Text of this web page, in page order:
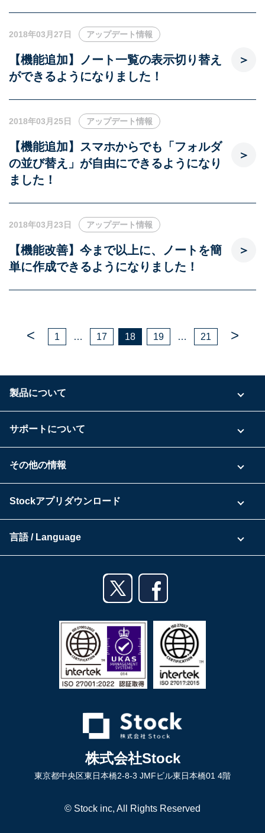
2018年03月27日 アップデート情報
【機能追加】ノート一覧の表示切り替え
ができるようになりました！
2018年03月25日 アップデート情報
【機能追加】スマホからでも「フォルダ
の並び替え」が自由にできるようになり
ました！
2018年03月23日 アップデート情報
【機能改善】今まで以上に、ノートを簡
単に作成できるようになりました！
< 1 … 17 18 19 … 21 >
製品について
具体的な活用事例
セキュリティ
資料ダウンロード
サポートについて
よくある質問
その他の情報
Stock公式ブログ
プライバシーポリシー
Stockアプリダウンロード
iPhoneアプリ
Androidタブレットアプリ
言語 / Language
株式会社Stock
東京都中央区東日本橋2-8-3 JMFビル東日本橋01 4階
© Stock inc, All Rights Reserved